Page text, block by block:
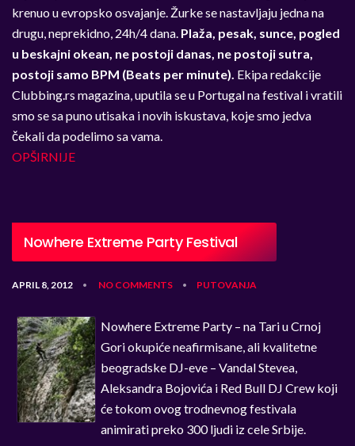
krenuo u evropsko osvajanje. Žurke se nastavljaju jedna na
drugu, neprekidno, 24h/4 dana. Plaža, pesak, sunce, pogled
u beskajni okean, ne postoji danas, ne postoji sutra,
postoji samo BPM (Beats per minute). Ekipa redakcije
Clubbing.rs magazina, uputila se u Portugal na festival i vratili
smo se sa puno utisaka i novih iskustava, koje smo jedva
čekali da podelimo sa vama.
OPŠIRNIJE
Nowhere Extreme Party Festival
APRIL 8, 2012 • NO COMMENTS • PUTOVANJA
Nowhere Extreme Party – na Tari u Crnoj
Gori okupiće neafirmisane, ali kvalitetne
beogradske DJ-eve – Vandal Stevea,
Aleksandra Bojovića i Red Bull DJ Crew koji
će tokom ovog trodnevnog festivala
animirati preko 300 ljudi iz cele Srbije.